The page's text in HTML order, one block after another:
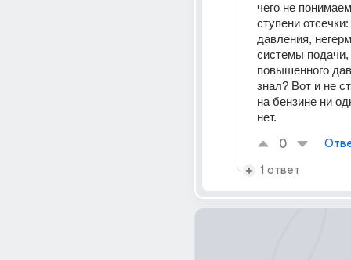
чего не
ступени
давления,
системы подачи,
повышенного
знал? Вот и не
на бензине ни
нет.
0
1 ответ